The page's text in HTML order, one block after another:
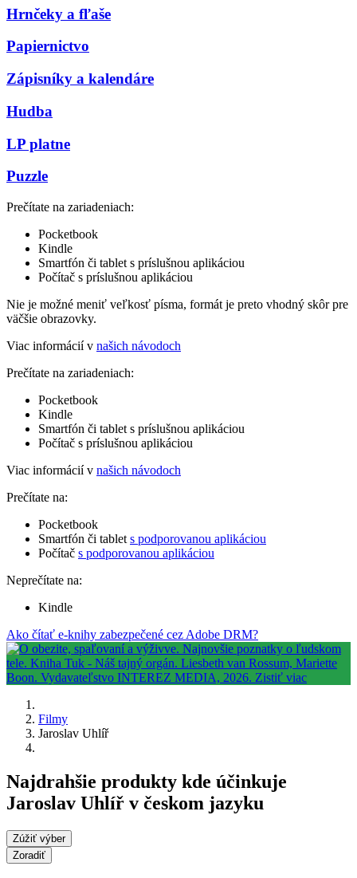
Hrnčeky a fľaše
Papiernictvo
Zápisníky a kalendáre
Hudba
LP platne
Puzzle
Prečítate na zariadeniach:
Pocketbook
Kindle
Smartfón či tablet s príslušnou aplikáciou
Počítač s príslušnou aplikáciou
Nie je možné meniť veľkosť písma, formát je preto vhodný skôr pre
väčšie obrazovky.
Viac informácií v našich návodoch
Prečítate na zariadeniach:
Pocketbook
Kindle
Smartfón či tablet s príslušnou aplikáciou
Počítač s príslušnou aplikáciou
Viac informácií v našich návodoch
Prečítate na:
Pocketbook
Smartfón či tablet s podporovanou aplikáciou
Počítač s podporovanou aplikáciou
Neprečítate na:
Kindle
Ako čítať e-knihy zabezpečené cez Adobe DRM?
Filmy
Jaroslav Uhlíř
Najdrahšie produkty kde účinkuje
Jaroslav Uhlíř v českom jazyku
Zúžiť výber
Zoradiť